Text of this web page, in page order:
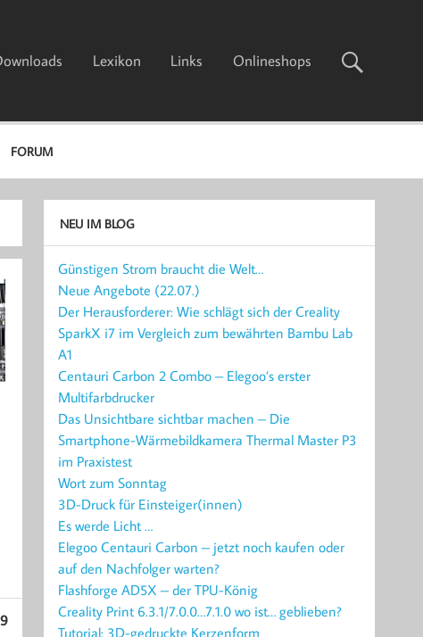
Lexikon Links Onlineshops
FORUM
9
NEU IM BLOG
Günstigen Strom braucht die Welt…
Neue Angebote (22.07.)
Der Herausforderer: Wie schlägt sich der Creality
SparkX i7 im Vergleich zum bewährten Bambu Lab
A1
Centauri Carbon 2 Combo – Elegoo’s erster
Multifarbdrucker
Das Unsichtbare sichtbar machen – Die
Smartphone-Wärmebildkamera Thermal Master P3
im Praxistest
Wort zum Sonntag
3D-Druck für Einsteiger(innen)
Es werde Licht …
Elegoo Centauri Carbon – jetzt noch kaufen oder
auf den Nachfolger warten?
Flashforge AD5X – der TPU-König
Creality Print 6.3.1/7.0.0…7.1.0 wo ist… geblieben?
Tutorial: 3D-gedruckte Kerzenform